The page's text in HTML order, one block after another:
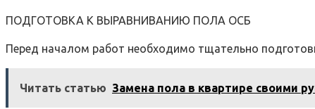
ПОДГОТОВКА К ВЫРАВНИВАНИЮ ПОЛА ОСБ
Перед началом работ необходимо тщательно
Читать статью Замена пола в квартире своими